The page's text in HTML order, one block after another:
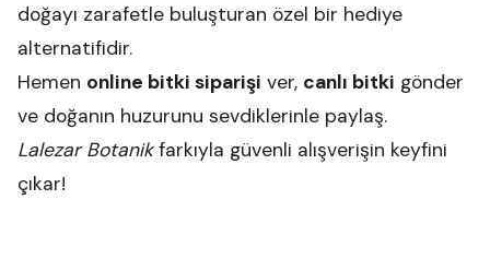
doğayı zarafetle buluşturan özel bir hediye
alternatifidir.
Hemen online bitki siparişi ver, canlı bitki gönder
ve doğanın huzurunu sevdiklerinle paylaş.
Lalezar Botanikfarkıyla güvenli alışverişin keyfini
çıkar!